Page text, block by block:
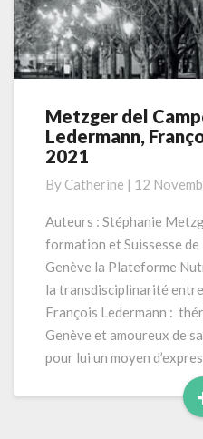
Metzger
del
Campo,
et
Ledermann,
«Givre
d’été»
2021
Metzger del
Ledermann,
2021
By Catherine | 12
Auteurs : Stéphanie
formation et Suissesse de
Genève la Plateforme
la transdisciplinarité
François Ledermann :
Genève et amoureux de
pour lui un moyen